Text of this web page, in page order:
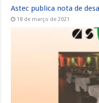
Astec publica nota de
18 de março de 2021